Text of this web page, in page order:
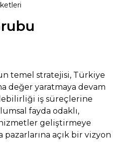
temel stratejisi, Türkiye
değer yaratmaya devam
iş süreçlerine
fayda odaklı,
geliştirmeye
açık bir vizyon